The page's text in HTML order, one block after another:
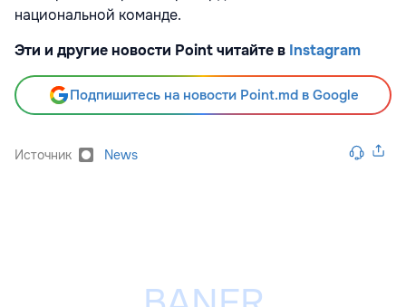
национальной команде.
Эти и другие новости Point читайте в Instagram
Подпишитесь на новости Point.md в Google
Источник News